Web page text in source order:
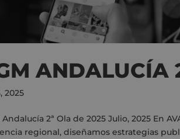
ANDALUCÍA
2025
Andalucía 2ª Ola de 2025 Julio, 2025 En
regional, diseñamos estrategias